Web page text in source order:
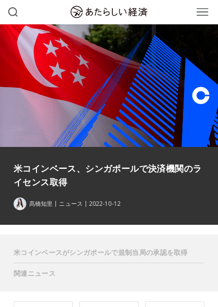
米コインベース、シンガポールで決済機関のラ
イセンス取得
髙橋知里 ニュース 2022-10-12
米コインベースがシンガポールで規制当局の承認を取得
関連ニュース